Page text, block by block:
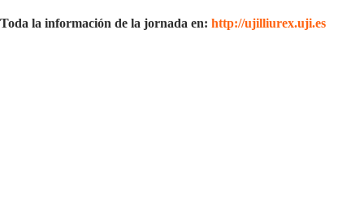
Toda la información de la jornada en: http://ujilliurex.uji.es